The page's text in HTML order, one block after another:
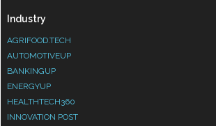
Industry
AGRIFOOD.TECH
AUTOMOTIVEUP
BANKINGUP
ENERGYUP
HEALTHTECH360
INNOVATION POST